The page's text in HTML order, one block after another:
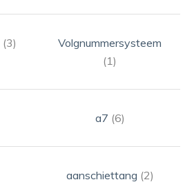
(3)
Volgnummersysteem
(1)
a7 (6)
aanschiettang (2)